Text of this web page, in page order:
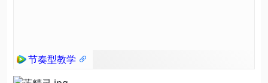
节奏型教学